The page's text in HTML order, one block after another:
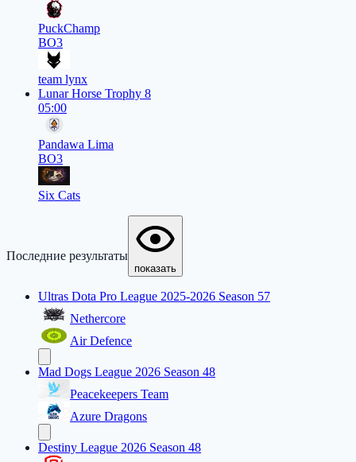
PuckChamp
BO3
team lynx
Lunar Horse Trophy 8
05:00
Pandawa Lima
BO3
Six Cats
Последние результаты
показать
Ultras Dota Pro League 2025-2026 Season 57
Nethercore
Air Defence
Mad Dogs League 2026 Season 48
Peacekeepers Team
Azure Dragons
Destiny League 2026 Season 48